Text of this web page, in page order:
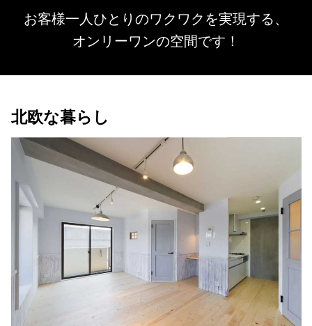
お客様一人ひとりのワクワクを実現する、
オンリーワンの空間です！
北欧な暮らし